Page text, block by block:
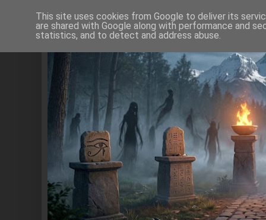
This site uses cookies from Google to deliver its
are shared with Google along with performance and
statistics, and to detect and address abuse.